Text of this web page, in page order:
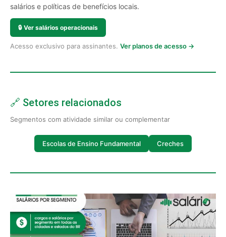
salários e políticas de benefícios locais.
🔒 Ver salários operacionais
Acesso exclusivo para assinantes. Ver planos de acesso →
🔗 Setores relacionados
Segmentos com atividade similar ou complementar
Escolas de Ensino Fundamental Creches